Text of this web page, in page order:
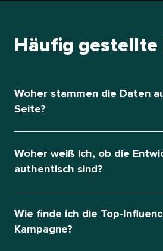
Häufig gestellte
Woher stammen die Daten
Seite?​​
Woher weiß ich, ob die
authentisch sind?​​
Wie finde ich die Top-
Kampagne?​​